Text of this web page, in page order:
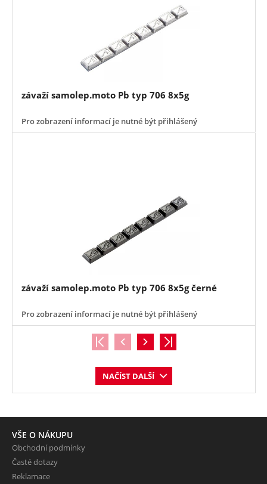
závaží samolep.moto Pb typ 706 8x5g
Pro zobrazení informací je nutné být přihlášený
závaží samolep.moto Pb typ 706 8x5g černé
Pro zobrazení informací je nutné být přihlášený
NAČÍST DALŠÍ
VŠE O NÁKUPU
Obchodní podmínky
Časté dotazy
Reklamace